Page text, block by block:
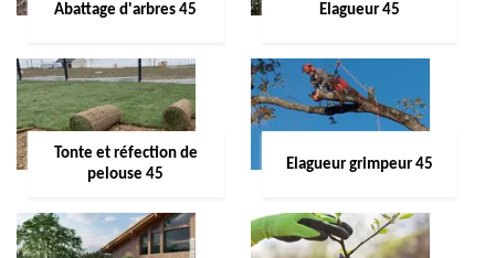
Abattage d'arbres 45 Elagueur 45
Tonte et réfection de
pelouse 45
Elagueur grimpeur 45